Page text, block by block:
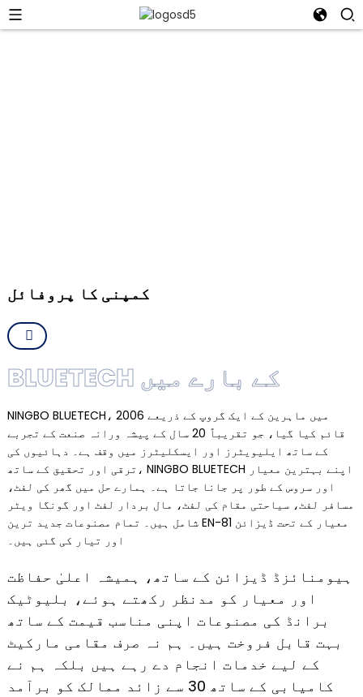
کمپنی کا پروفائل
BLUETECH کے بارے میں
NINGBO BLUETECH، 2006 میں ماہرین کے ایک گروپ کے ذریعے
قائم کیا گیا، جو تقریباً 20 سال کے پیشہ ورانہ صنعت کے تجربے
کے ساتھ ایلیویٹرز اور ایسکلیٹرز میں وقف ہے۔ دہائیوں کی
ترقی اور تحقیق کے ساتھ، NINGBO BLUETECH اپنے بہترین معیار
اور سروس کے طور پر جانا جاتا ہے۔ ہمارے حل میں گھر کی لفٹ،
مسافر لفٹ، سیاحتی مقام کی لفٹ، مال بردار لفٹ اور گونگا ویٹر
شامل ہیں۔ تمام مصنوعات جدید ترین EN-81 معیار کے تحت ڈیزائن
اور تیار کی گئی ہیں۔
ہیومنائزڈ ڈیزائن کے ساتھ، ہمیشہ اعلیٰ حفاظت
اور معیار کو مدنظر رکھتے ہوئے، بلیوٹیک
برانڈ کی مصنوعات اپنی مناسب قیمت کے ساتھ
بہت قابل فروخت ہیں۔ ہم نہ صرف مقامی مارکیٹ
کے لیے خدمات انجام دے رہے ہیں بلکہ ہم نے
کامیابی کے ساتھ 30 سے ​​زائد ممالک کو برآمد